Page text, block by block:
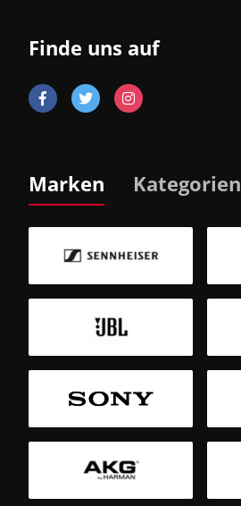
Finde uns auf
Marken Kategorien